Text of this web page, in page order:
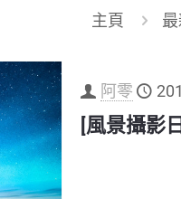
主頁
阿零
[風景攝影